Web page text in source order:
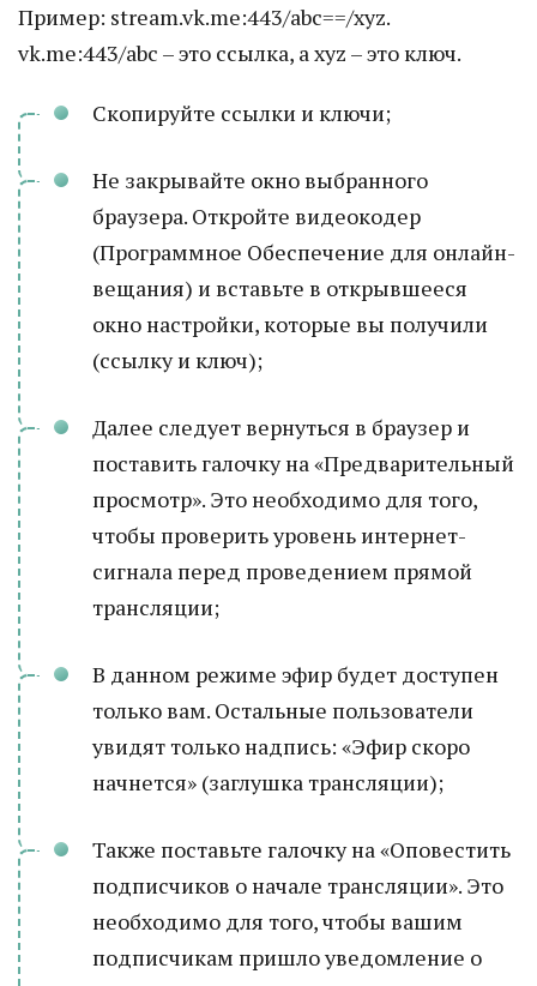
Пример: stream.vk.me:443/abc==/xyz.
vk.me:443/abc – это ссылка, а xyz – это ключ.
Скопируйте ссылки и ключи;
Не закрывайте окно выбранного
браузера. Откройте видеокодер
(Программное Обеспечение для онлайн-
вещания) и вставьте в открывшееся
окно настройки, которые вы получили
(ссылку и ключ);
Далее следует вернуться в браузер и
поставить галочку на «Предварительный
просмотр». Это необходимо для того,
чтобы проверить уровень интернет-
сигнала перед проведением прямой
трансляции;
В данном режиме эфир будет доступен
только вам. Остальные пользователи
увидят только надпись: «Эфир скоро
начнется» (заглушка трансляции);
Также поставьте галочку на «Оповестить
подписчиков о начале трансляции». Это
необходимо для того, чтобы вашим
подписчикам пришло уведомление о